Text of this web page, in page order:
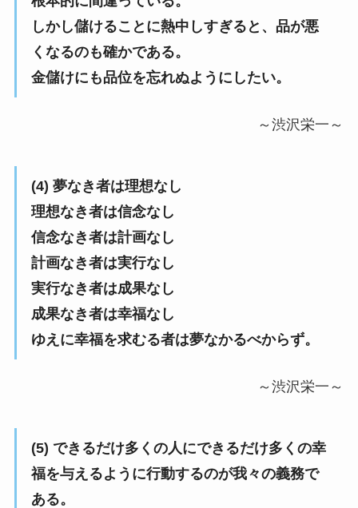
しかし儲けることに熱中しすぎると、品が悪
くなるのも確かである。
金儲けにも品位を忘れぬようにしたい。
～渋沢栄一～
(4) 夢なき者は理想なし
理想なき者は信念なし
信念なき者は計画なし
計画なき者は実行なし
実行なき者は成果なし
成果なき者は幸福なし
ゆえに幸福を求むる者は夢なかるべからず。
～渋沢栄一～
(5) できるだけ多くの人にできるだけ多くの幸
福を与えるように行動するのが我々の義務で
ある。